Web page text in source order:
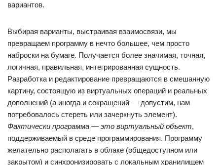
вариантов.
Выбирая варианты, выстраивая взаимосвязи, мы
превращаем программу в нечто большее, чем просто
наброски на бумаге. Получается более значимая, точная,
логичная, правильная, интегрированная сущность.
Разработка и редактирование превращаются в смешанную
картину, состоящую из виртуальных операций и реальных
дополнений (а иногда и сокращений — допустим, нам
потребовалось стереть или зачеркнуть элемент).
Фактически программа — это виртуальный объект,
поддерживаемый в среде программирования. Программу
желательно располагать в облаке (общедоступном или
закрытом) и синхронизировать с локальным хранилищем